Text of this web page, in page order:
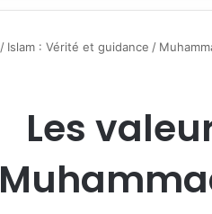
/ Islam : Vérité et guidance /
Les